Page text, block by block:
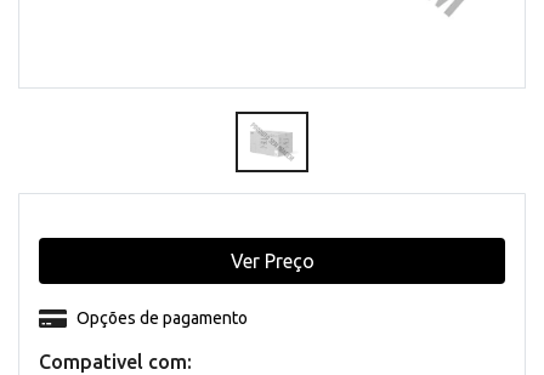
Compativel com:
Opções de pagamento
Ver Preço